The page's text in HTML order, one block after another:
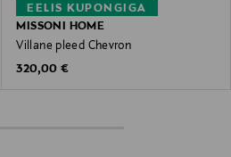
EELIS KUPONGIGA
MISSONI HOME
Villane pleed Chevron
Original Price
320,00 €